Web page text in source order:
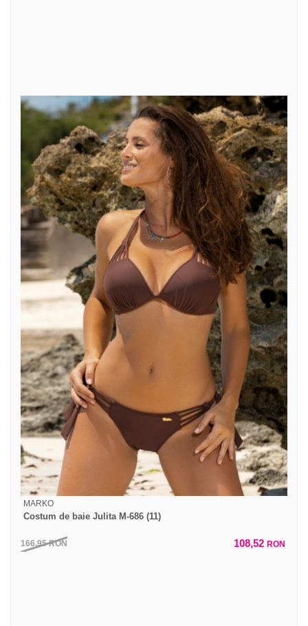
MARKO
Costum de baie Julita M-686 (11)
166,95RON 108,52 RON